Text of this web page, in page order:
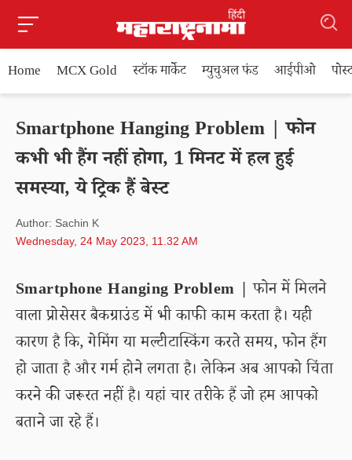
Home MCX Gold स्टॉक मार्केट म्युचुअल फंड आईपीओ
Smartphone Hanging Problem | फोन
कभी भी हैंग नहीं होगा, 1 मिनट में हल हुई
समस्या, ये ट्रिक हैं बेस्ट
Author: Sachin K
Wednesday, 24 May 2023, 11.32 AM
Smartphone Hanging Problem | फोन में मिलने
वाला प्रोसेसर बैकग्राउंड में भी काफी काम करता है। यही
कारण है कि, गेमिंग या मल्टीटास्किंग करते समय, फोन हैंग
हो जाता है और गर्म होने लगता है। लेकिन अब आपको चिंता
करने की जरूरत नहीं है। यहां चार तरीके हैं जो हम आपको
बताने जा रहे हैं।